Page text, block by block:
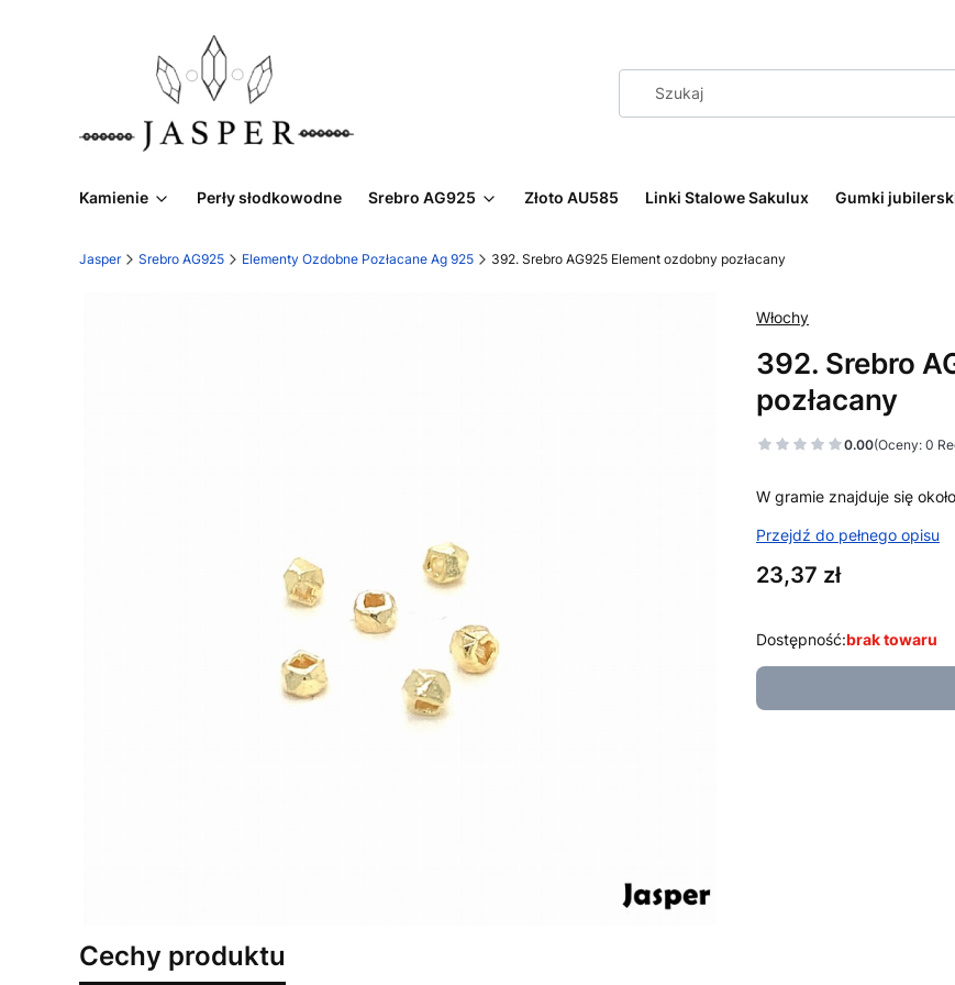
Kamienie Perły słodkowodne Srebro AG925 Złoto AU585 Linki Stalowe Sakulux Gumki
Jasper Srebro AG925 Elementy Ozdobne Pozłacane Ag 925 392. Srebro AG925 Element ozdobny pozłacany
Włochy
392. Srebro
pozłacany
0.00(Oceny: 0
W gramie znajduje się
Przejdź do pełnego opisu
Cena
23,37 zł
Dostępność:brak towaru
Cechy produktu